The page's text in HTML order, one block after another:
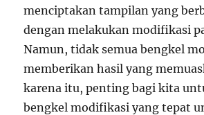
menciptakan tampilan yang
dengan melakukan modifikasi
Namun, tidak semua bengkel
memberikan hasil yang
karena itu, penting bagi kita
bengkel modifikasi yang tepat